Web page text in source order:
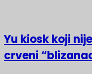
Yu kiosk koji
crveni